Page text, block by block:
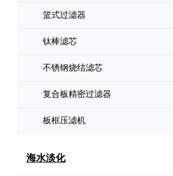
篮式过滤器
钛棒滤芯
不锈钢烧结滤芯
复合板精密过滤器
板框压滤机
海水淡化